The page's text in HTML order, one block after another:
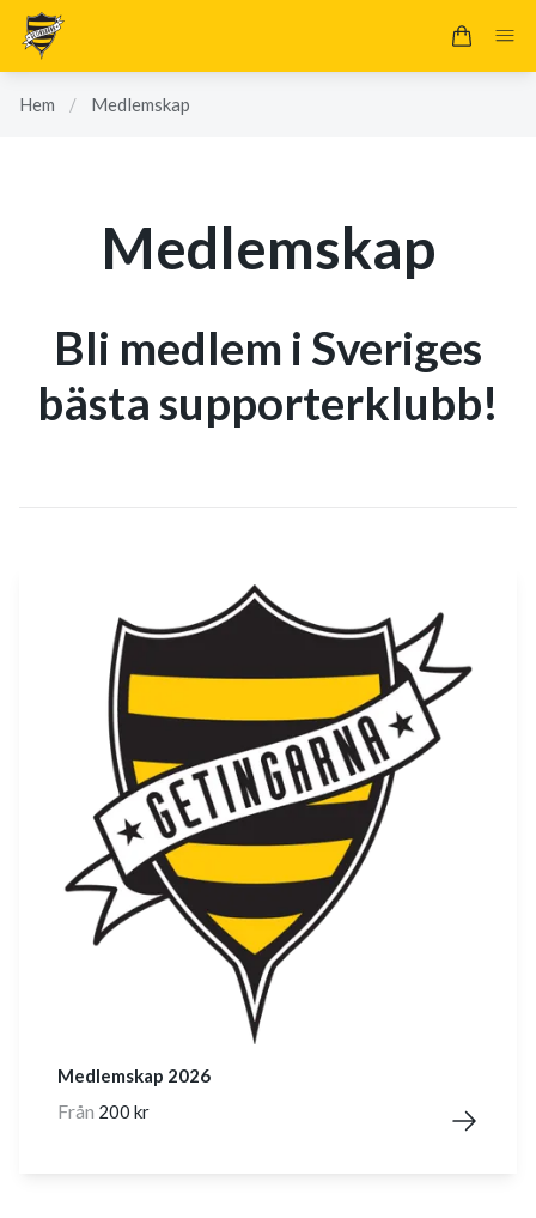
Hem / Medlemskap
Medlemskap
Bli medlem i Sveriges
bästa supporterklubb!
Medlemskap 2026
Från 200 kr